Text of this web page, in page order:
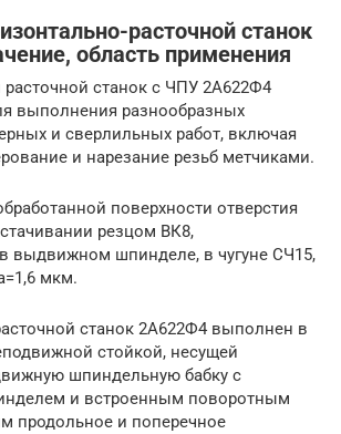
расточной станок
область применения
станок с ЧПУ 2А622Ф4
выполнения разнообразных
и сверлильных работ, включая
и нарезание резьб метчиками.
поверхности отверстия
резцом ВК8,
выдвижном шпинделе, в чугуне СЧ15,
мкм.
станок 2А622Ф4 выполнен в
стойкой, несущей
шпиндельную бабку с
и встроенным поворотным
продольное и поперечное